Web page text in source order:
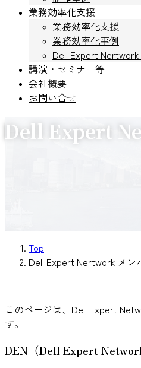
業務効率化支援
業務効率化支援
業務効率化事例
Dell Expert
講演・セミナー等
会社概要
お問い合せ
Dell Expert
Top
Dell Expert Nertwork メン
このページは、Dell Expert
す。
DEN（Dell Expert